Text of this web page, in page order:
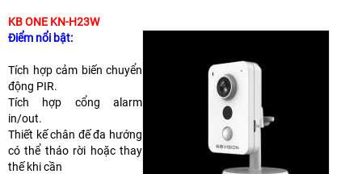
KB ONE KN-H23W
Điểm nổi bật:
Tích hợp cảm biến chuyển
động PIR.
Tích hợp cổng alarm
in/out.
Thiết kế chân đế đa hướng
có thể tháo rời hoặc thay
thế khi cần